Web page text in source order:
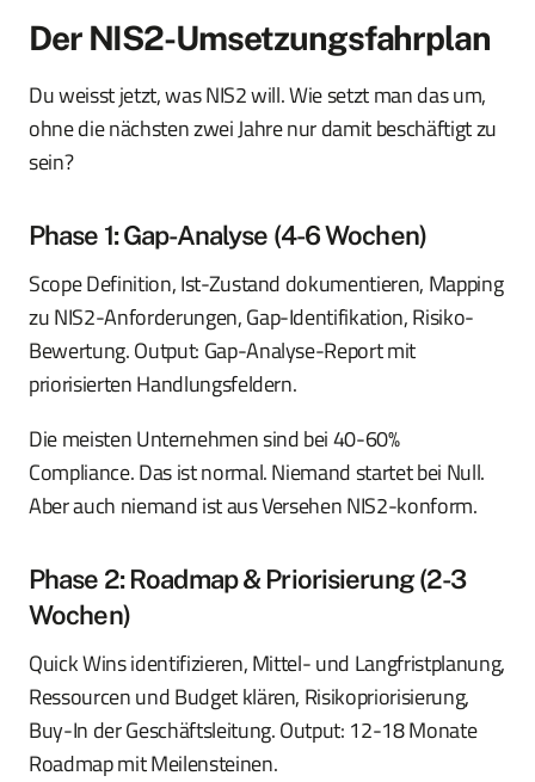
Der NIS2-Umsetzungsfahrplan
Du weisst jetzt, was NIS2 will. Wie setzt man das um,
ohne die nächsten zwei Jahre nur damit beschäftigt zu
sein?
Phase 1: Gap-Analyse (4-6 Wochen)
Scope Definition, Ist-Zustand dokumentieren, Mapping
zu NIS2-Anforderungen, Gap-Identifikation, Risiko-
Bewertung. Output: Gap-Analyse-Report mit
priorisierten Handlungsfeldern.
Die meisten Unternehmen sind bei 40-60%
Compliance. Das ist normal. Niemand startet bei Null.
Aber auch niemand ist aus Versehen NIS2-konform.
Phase 2: Roadmap & Priorisierung (2-3
Wochen)
Quick Wins identifizieren, Mittel- und Langfristplanung,
Ressourcen und Budget klären, Risikopriorisierung,
Buy-In der Geschäftsleitung. Output: 12-18 Monate
Roadmap mit Meilensteinen.